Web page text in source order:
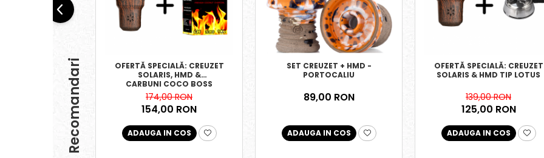
Recomandari
OFERTĂ SPECIALĂ: CREUZET
SOLARIS, HMD &
CARBUNI COCO BOSS
174,00 RON
154,00 RON
ADAUGA IN COS
SET CREUZET + HMD -
PORTOCALIU
89,00 RON
ADAUGA IN COS
OFERTĂ SPECIALĂ: CREUZET
SOLARIS & HMD TIP LOTUS
139,00 RON
125,00 RON
ADAUGA IN COS